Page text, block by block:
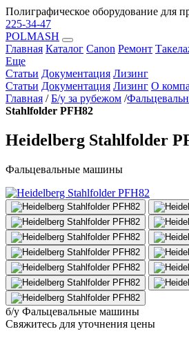
Полиграфическое оборудование для
225-34-47
POLMASH
Главная Каталог Canon Ремонт
Еще
Статьи Документация Лизинг
Статьи Документация Лизинг О
Главная / Б/у за рубежом /
Stahlfolder PFH82
Heidelberg Stahlfolder
Фальцевальные машины
б/у Фальцевальные машины
Свяжитесь для уточнения цены